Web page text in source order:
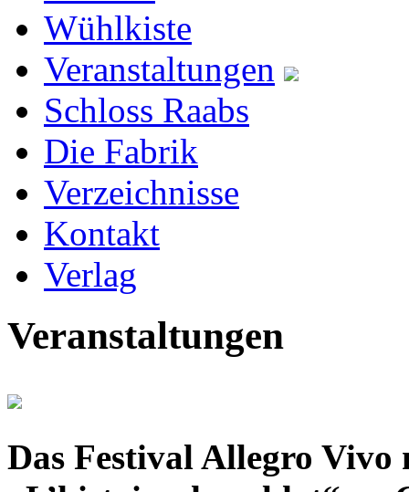
Wühlkiste
Veranstaltungen
Schloss Raabs
Die Fabrik
Verzeichnisse
Kontakt
Verlag
Veranstaltungen
Das Festival Allegro